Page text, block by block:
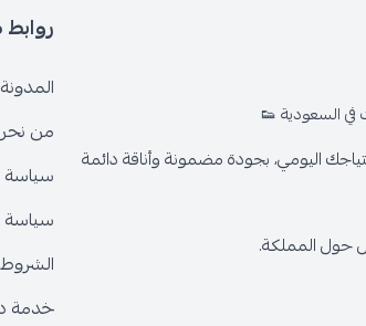
السعودية 👟
اليومي، بجودة مضمونة وأناقة دائمة
المدونة
من
سياسة
خدمة